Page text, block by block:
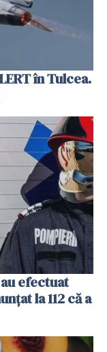
în Tulcea.
efectuat
la 112 că a